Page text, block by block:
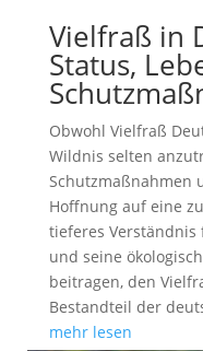
Vielfraß in
Status,
Obwohl Vielfraß
Wildnis selten
Schutzmaßnahmen
Hoffnung auf eine
tieferes
und seine
beitragen, den
Bestandteil der
mehr lesen